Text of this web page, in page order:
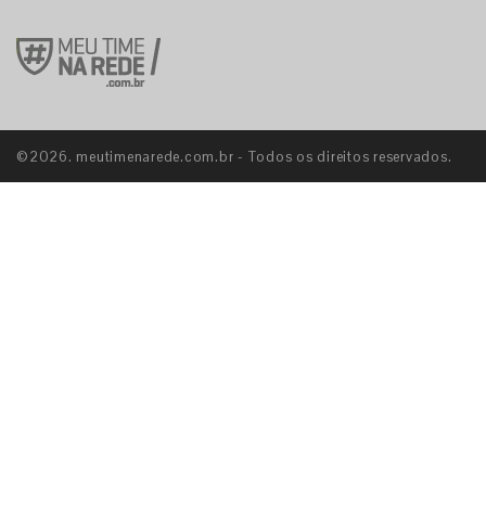
©2026. meutimenarede.com.br - Todos os direitos reservados.